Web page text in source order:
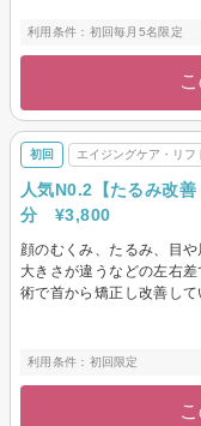
利用条件：初回毎月5名限定
初回 エイジングケア・リフ
人気N0.2【たるみ改
分 ¥3,800
顔のむくみ、たるみ、目
大きさが違うなどの左右
術で首から矯正し改善し
利用条件：初回限定